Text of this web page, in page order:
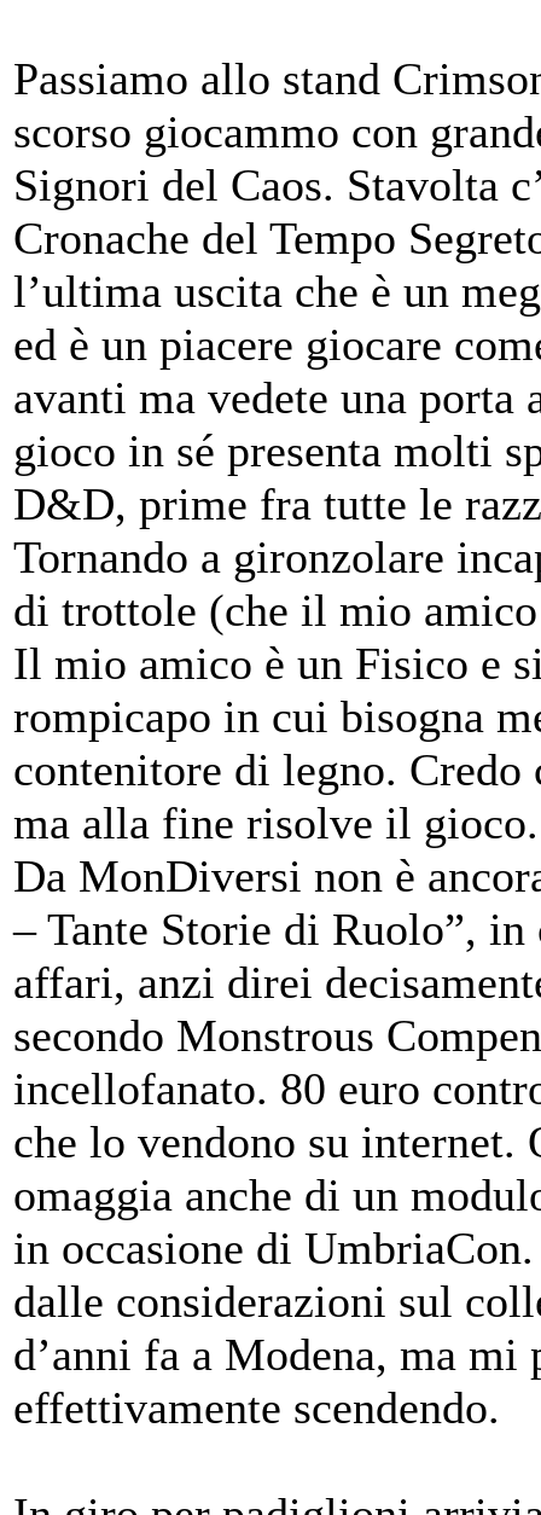
Passiamo allo stand
scorso giocammo con
Signori del Caos. Stavolta
Cronache del Tempo
l’ultima uscita che è un
ed è un piacere giocare
avanti ma vedete una porta
gioco in sé presenta molti
D&D, prime fra tutte le
Tornando a gironzolare
di trottole (che il mio
Il mio amico è un Fisico e
rompicapo in cui bisogna
contenitore di legno. Credo
ma alla fine risolve il gioco.
Da MonDiversi non è
– Tante Storie di Ruolo”,
affari, anzi direi
secondo Monstrous
incellofanato. 80 euro
che lo vendono su
omaggia anche di un
in occasione di
dalle considerazioni sul
d’anni fa a Modena, ma mi
effettivamente scendendo.